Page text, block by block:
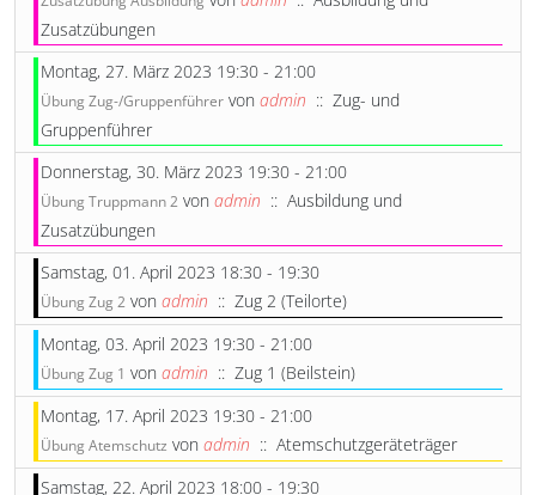
Zusatzübungen
Montag, 27. März 2023 19:30 - 21:00
Übung Zug-/Gruppenführer von admin :: Zug- und
Gruppenführer
Donnerstag, 30. März 2023 19:30 - 21:00
Übung Truppmann 2 von admin :: Ausbildung und
Zusatzübungen
Samstag, 01. April 2023 18:30 - 19:30
Übung Zug 2 von admin :: Zug 2 (Teilorte)
Montag, 03. April 2023 19:30 - 21:00
Übung Zug 1 von admin :: Zug 1 (Beilstein)
Montag, 17. April 2023 19:30 - 21:00
Übung Atemschutz von admin :: Atemschutzgeräteträger
Samstag, 22. April 2023 18:00 - 19:30